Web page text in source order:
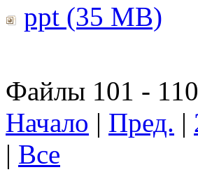
ppt (35 MB)
Файлы 101 -
Начало | Пред. |
| Все